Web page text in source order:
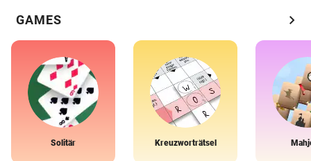
GAMES chevron_right
Solitär Kreuzworträtsel